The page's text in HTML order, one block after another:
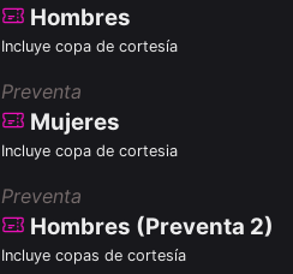
Hombres
Incluye copa de cortesía
Preventa
Mujeres
Incluye copa de cortesia
Preventa
Hombres (Preventa 2)
Incluye copas de cortesía